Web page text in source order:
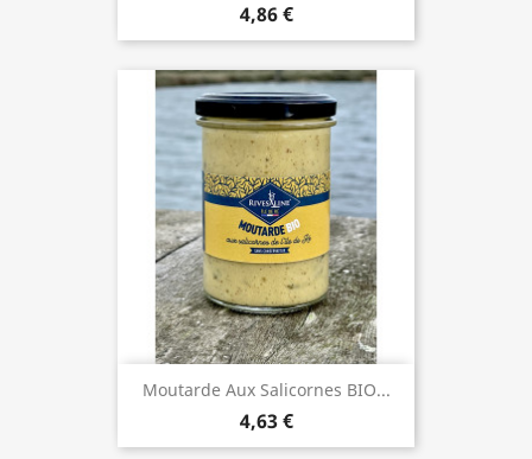
4,86 €
Moutarde Aux Salicornes BIO...
4,63 €